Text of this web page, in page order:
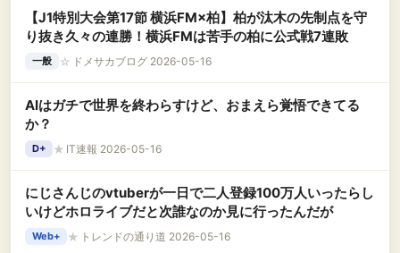
【J1特別大会第17節 横浜FM×柏】柏が汰木の先制点を守
り抜き久々の連勝！横浜FMは苦手の柏に公式戦7連敗
一般 ☆ ドメサカブログ 2026-05-16
AIはガチで世界を終わらすけど、おまえら覚悟できてる
か？
D+ ★ IT速報 2026-05-16
にじさんじのvtuberが一日で二人登録100万人いったらし
いけどホロライブだと次誰なのか見に行ったんだが
Web+ ★ トレンドの通り道 2026-05-16